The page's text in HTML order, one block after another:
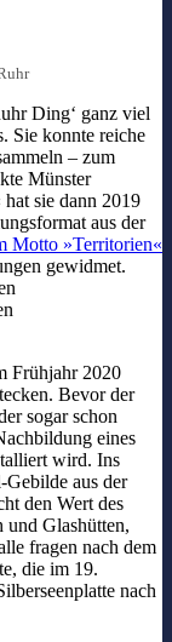
Ding‘ ganz viel
Sie konnte reiche
– zum
Münster
sie dann 2019
aus der
Motto »Territorien«
gewidmet.
Frühjahr 2020
Bevor der
sogar schon
eines
wird. Ins
Gebilde aus der
den Wert des
und Glashütten,
fragen nach dem
die im 19.
nach